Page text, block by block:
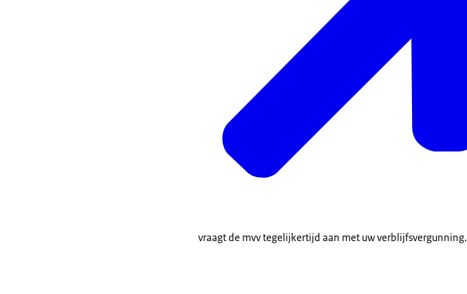
vraagt de mvv tegelijkertijd aan met uw verblijfsvergunning.